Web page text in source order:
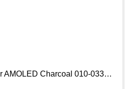
Garmin Instinct Crossover AMOLED Charcoal 010-03398-00